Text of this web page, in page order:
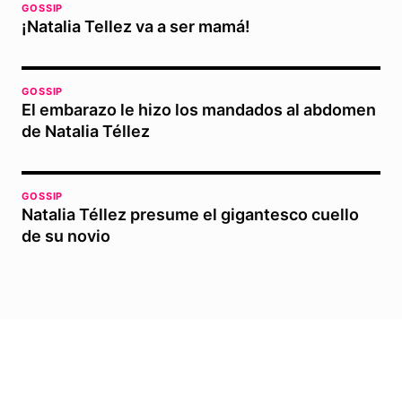
GOSSIP
¡Natalia Tellez va a ser mamá!
GOSSIP
El embarazo le hizo los mandados al abdomen
de Natalia Téllez
GOSSIP
Natalia Téllez presume el gigantesco cuello
de su novio